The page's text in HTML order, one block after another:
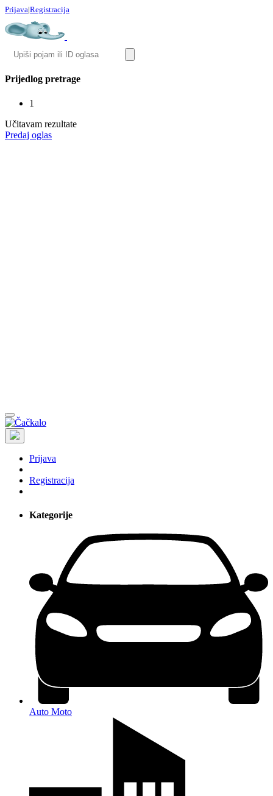
Prijava|Registracija
Prijedlog pretrage
1
Učitavam rezultate
Predaj oglas
Prijava
Registracija
Kategorije
Auto Moto